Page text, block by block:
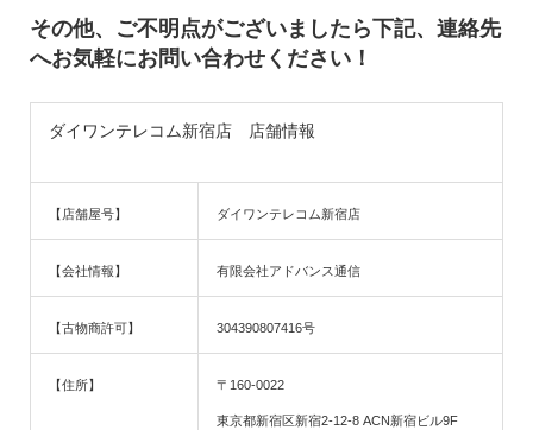
その他、ご不明点がございましたら下記、連絡先
へお気軽にお問い合わせください！
ダイワンテレコム新宿店 店舗情報
【店舗屋号】 ダイワンテレコム新宿店
【会社情報】 有限会社アドバンス通信
【古物商許可】 304390807416号
【住所】 〒160-0022
東京都新宿区新宿2-12-8 ACN新宿ビル9F